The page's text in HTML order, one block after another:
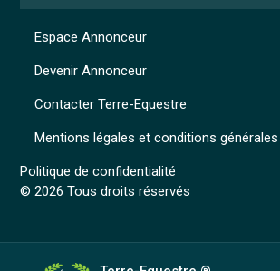
Mentions légales et conditions
Politique de confidentialité
© 2026 Tous droits réservés
Espace Annonceur
Devenir Annonceur
Contacter Terre-Equestre